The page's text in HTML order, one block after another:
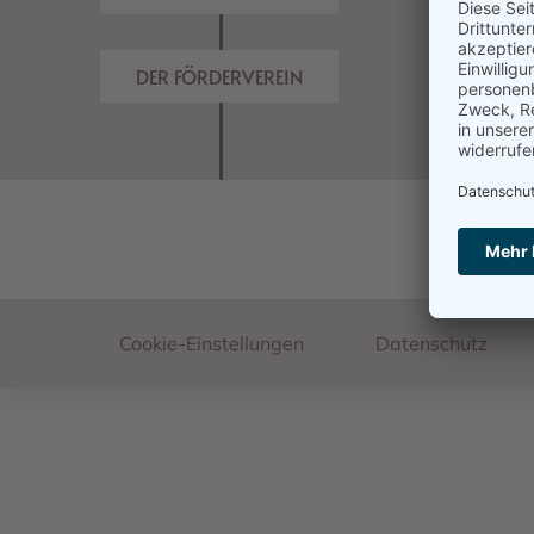
DER FÖRDERVEREIN
Footer
Cookie-Einstellungen Datenschutz